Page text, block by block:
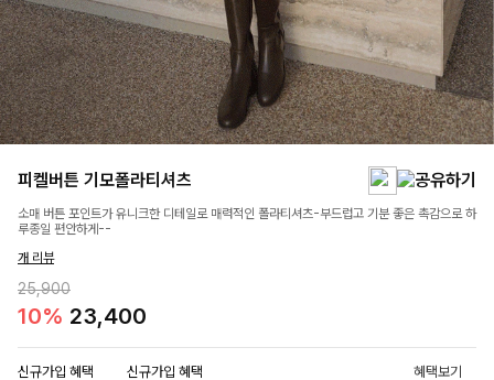
피켈버튼 기모폴라티셔츠
소매 버튼 포인트가 유니크한 디테일로 매력적인 폴라티셔츠-부드럽고 기분 좋은 촉감으로 하
루종일 편안하게--
개 리뷰
25,900
10% 23,400
신규가입 혜택 신규가입 혜택 혜택보기